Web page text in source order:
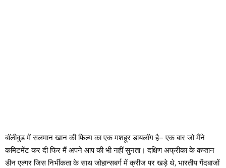
बॉलीवुड में सलमान खान की फिल्म का एक मशहूर डायलॉग है– एक बार जो मैंने
कमिटमेंट कर दी फिर मैं अपने आप की भी नहीं सुनता। दक्षिण अफ्रीका के कप्तान
डीन एल्गर जिस निर्भीकता के साथ जोहान्सबर्ग में क्रीज पर खड़े थे, भारतीय गेंदबाजों